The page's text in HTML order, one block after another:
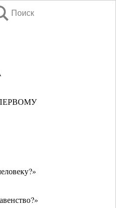
Поиск